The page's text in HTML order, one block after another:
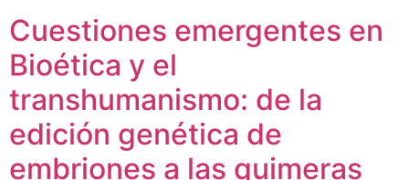
Cuestiones emergentes en
Bioética y el
transhumanismo: de la
edición genética de
embriones a las quimeras